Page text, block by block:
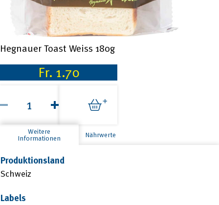
Hegnauer Toast Weiss 180g
Fr. 1.70
Weiss
Menge Weitere
Informationen Nährwerte
Produktionsland
Schweiz
Labels